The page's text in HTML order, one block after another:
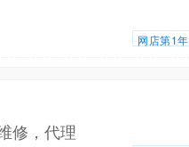
网店第1年
修，代理